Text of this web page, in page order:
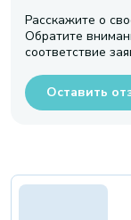
Расскажите о
Обратите
соответствие
Оставить